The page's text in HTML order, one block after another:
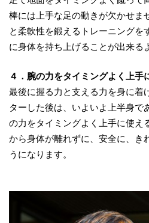
棒には上手な足の動きが欠かせま
と柔軟性を鍛えるトレーニングを
に身体を持ち上げることが出来る
４．腕の力をタイミングよく上手
最後に握る力と支える力を身に着
ターした後は、いよいよ上半身で
の力をタイミングよく上手に使え
から身体が離れずに、安全に、き
うになります。